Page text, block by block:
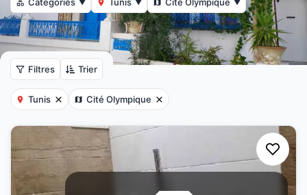
▼ ▼ ▼
Filtres Trier
Tunis Cité Olympique